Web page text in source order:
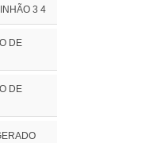
3 4
DE
DE